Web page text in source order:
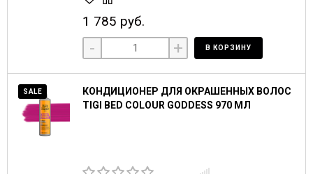
1 785 руб.
- + В КОРЗИНУ
SALE
КОНДИЦИОНЕР ДЛЯ ОКРАШЕННЫХ ВОЛОС
TIGI BED COLOUR GODDESS 970 МЛ